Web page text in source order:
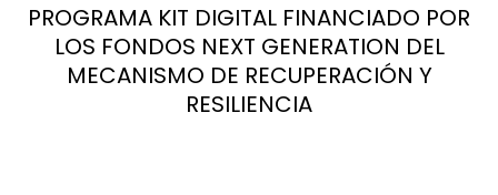
PROGRAMA KIT DIGITAL FINANCIADO POR
LOS FONDOS NEXT GENERATION DEL
MECANISMO DE RECUPERACIÓN Y
RESILIENCIA